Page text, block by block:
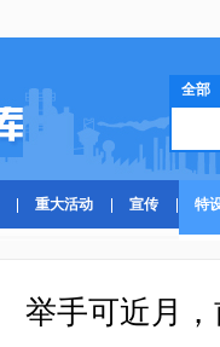
全部
重大活动 宣传 特
举手可近月